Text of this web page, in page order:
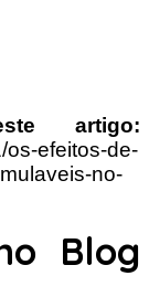
artigo:
os-efeitos-de-
no-
Blog